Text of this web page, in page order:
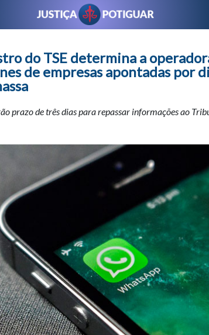
do TSE determina a
de empresas apontadas por
prazo de três dias para repassar informações ao